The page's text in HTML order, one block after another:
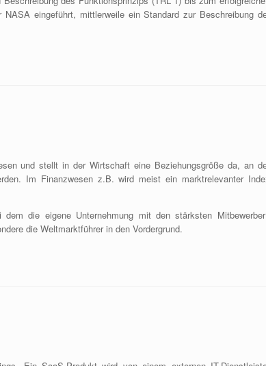
eingeführt, mittlerweile ein Standard zur Beschreibung
und stellt in der Wirtschaft eine Beziehungsgröße da, an
Im Finanzwesen z.B. wird meist ein marktrelevanter
die eigene Unternehmung mit den stärksten
die Weltmarktführer in den Vordergrund.